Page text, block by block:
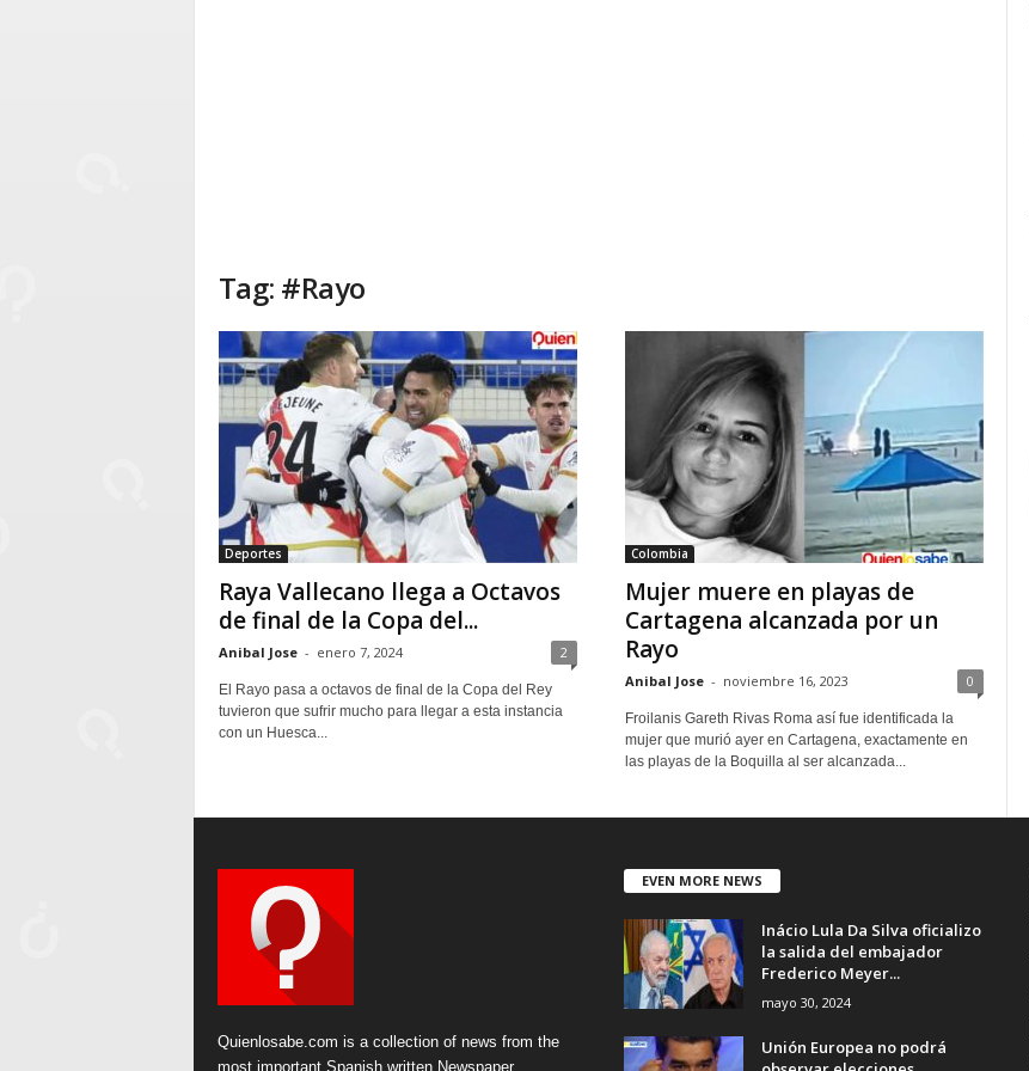
Tag: #Rayo
Deportes
Raya Vallecano llega a Octavos
de final de la Copa del...
Anibal Jose - enero 7, 2024 2
El Rayo pasa a octavos de final de la Copa del Rey
tuvieron que sufrir mucho para llegar a esta instancia
con un Huesca...
Colombia
Mujer muere en playas de
Cartagena alcanzada por un
Rayo
Anibal Jose - noviembre 16, 2023 0
Froilanis Gareth Rivas Roma así fue identificada la
mujer que murió ayer en Cartagena, exactamente en
las playas de la Boquilla al ser alcanzada...
Quienlosabe.com is a collection of news from the
most important Spanish written Newspaper.
EVEN MORE NEWS
Inácio Lula Da Silva oficializo
la salida del embajador
Frederico Meyer...
mayo 30, 2024
Unión Europea no podrá